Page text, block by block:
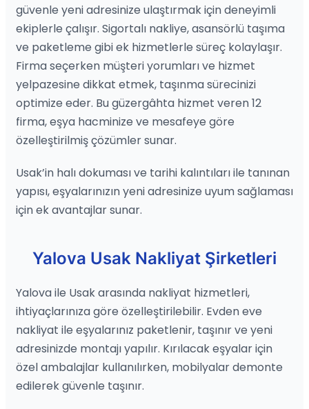
güvenle yeni adresinize ulaştırmak için deneyimli
ekiplerle çalışır. Sigortalı nakliye, asansörlü taşıma
ve paketleme gibi ek hizmetlerle süreç kolaylaşır.
Firma seçerken müşteri yorumları ve hizmet
yelpazesine dikkat etmek, taşınma sürecinizi
optimize eder. Bu güzergâhta hizmet veren 12
firma, eşya hacminize ve mesafeye göre
özelleştirilmiş çözümler sunar.
Usak’in halı dokuması ve tarihi kalıntıları ile tanınan
yapısı, eşyalarınızın yeni adresinize uyum sağlaması
için ek avantajlar sunar.
Yalova Usak Nakliyat Şirketleri
Yalova ile Usak arasında nakliyat hizmetleri,
ihtiyaçlarınıza göre özelleştirilebilir. Evden eve
nakliyat ile eşyalarınız paketlenir, taşınır ve yeni
adresinizde montajı yapılır. Kırılacak eşyalar için
özel ambalajlar kullanılırken, mobilyalar demonte
edilerek güvenle taşınır.